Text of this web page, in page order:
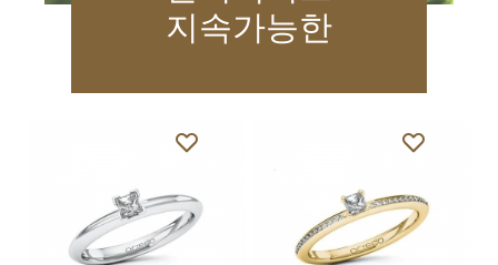
지속가능한